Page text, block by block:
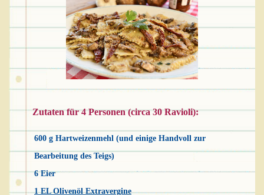
Zutaten für 4 Personen (circa 30 Ravioli):
600 g Hartweizenmehl (und einige Handvoll zur
Bearbeitung des Teigs)
6 Eier
1 EL Olivenöl Extravergine